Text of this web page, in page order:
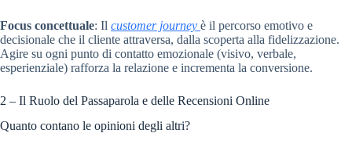
Focus concettuale: Il customer journey è il percorso emotivo e
decisionale che il cliente attraversa, dalla scoperta alla fidelizzazione.
Agire su ogni punto di contatto emozionale (visivo, verbale,
esperienziale) rafforza la relazione e incrementa la conversione.
2 – Il Ruolo del Passaparola e delle Recensioni Online
Quanto contano le opinioni degli altri?